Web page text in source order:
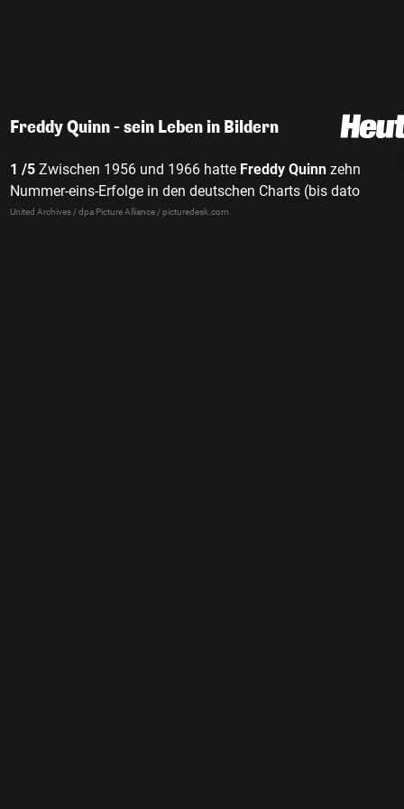
Freddy Quinn - sein Leben in Bildern
1 /5 Zwischen 1956 und 1966 hatte Freddy Quinn zehn
Nummer-eins-Erfolge in den deutschen Charts (bis dato
unerreicht!) und wurde zu dieser Zeit zum erfolgreichsten
United Archives / dpa Picture Alliance / picturedesk.com